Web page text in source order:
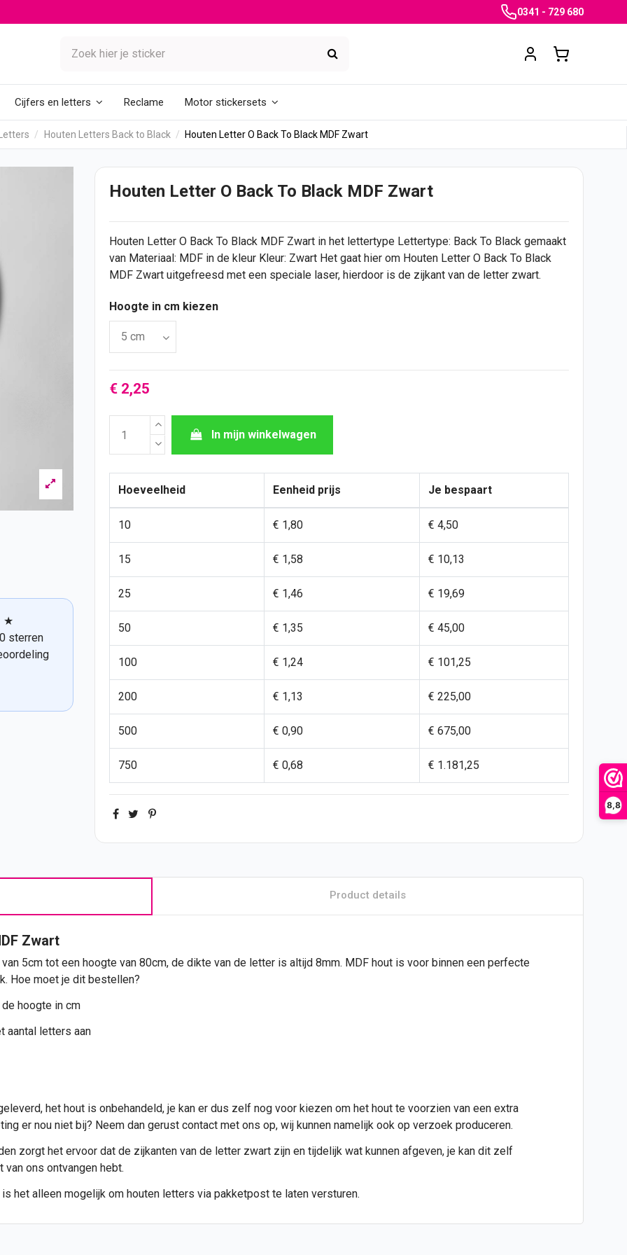
8,8
0341 - 729 680
Cijfers en letters Reclame Motor stickersets
Houten Letters Back to Black Houten Letter O Back To Black MDF Zwart
★
sterren
Houten Letter O Back To Black MDF Zwart
Houten LetterO Back To Black MDF Zwart in het lettertype Lettertype: Back To Black gemaakt
van Materiaal: MDF in de kleur Kleur: Zwart Het gaat hier om Houten Letter O Back To Black
MDF Zwart uitgefreesd met een speciale laser, hierdoor is de zijkant van de letter zwart.
Hoogte in cm kiezen
€ 2,25
In mijn winkelwagen
Hoeveelheid Eenheid prijs Je bespaart
10 € 1,80 € 4,50
15 € 1,58 € 10,13
25 € 1,46 € 19,69
50 € 1,35 € 45,00
100 € 1,24 € 101,25
200 € 1,13 € 225,00
500 € 0,90 € 675,00
750 € 0,68 € 1.181,25
Product details
Zwart
5cm tot een hoogte van 80cm, de dikte van de letter is altijd 8mm. MDF hout is voor binnen een perfecte
Hoe moet je dit bestellen?
hoogte in cm
aantal letters aan
het hout is onbehandeld, je kan er dus zelf nog voor kiezen om het hout te voorzien van een extra
er nou niet bij? Neem dan gerust contact met ons op, wij kunnen namelijk ook op verzoek produceren.
zorgt het ervoor dat de zijkanten van de letter zwart zijn en tijdelijk wat kunnen afgeven, je kan dit zelf
ons ontvangen hebt.
het alleen mogelijk om houten letters via pakketpost te laten versturen.